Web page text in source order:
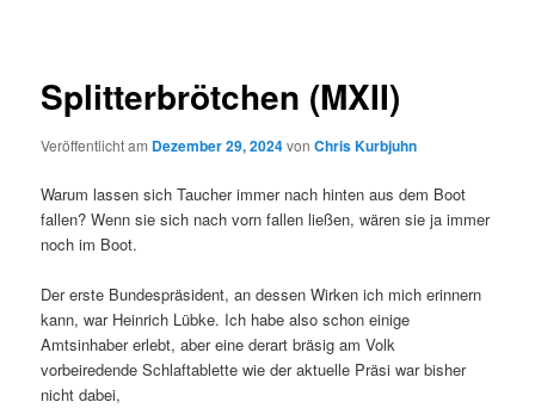
Splitterbrötchen (MXII)
Veröffentlicht am Dezember 29, 2024vonChris Kurbjuhn
Warum lassen sich Taucher immer nach hinten aus dem Boot
fallen? Wenn sie sich nach vorn fallen ließen, wären sie ja immer
noch im Boot.
Der erste Bundespräsident, an dessen Wirken ich mich erinnern
kann, war Heinrich Lübke. Ich habe also schon einige
Amtsinhaber erlebt, aber eine derart bräsig am Volk
vorbeiredende Schlaftablette wie der aktuelle Präsi war bisher
nicht dabei,